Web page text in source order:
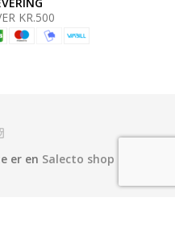
KR.500
er en Salecto shop